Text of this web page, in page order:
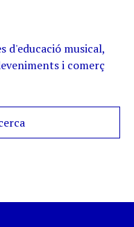
d'educació musical,
i comerç